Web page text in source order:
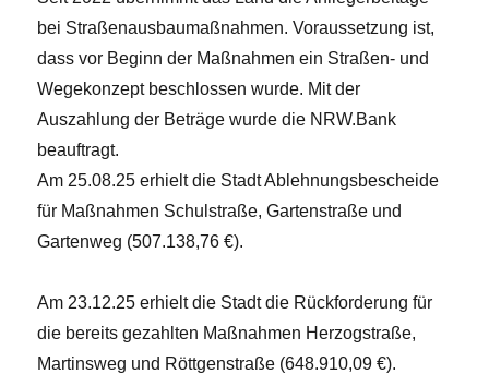
bei Straßenausbaumaßnahmen. Voraussetzung ist,
dass vor Beginn der Maßnahmen ein Straßen- und
Wegekonzept beschlossen wurde. Mit der
Auszahlung der Beträge wurde die NRW.Bank
beauftragt.
Am 25.08.25 erhielt die Stadt Ablehnungsbescheide
für Maßnahmen Schulstraße, Gartenstraße und
Gartenweg (507.138,76 €).
Am 23.12.25 erhielt die Stadt die Rückforderung für
die bereits gezahlten Maßnahmen Herzogstraße,
Martinsweg und Röttgenstraße (648.910,09 €).